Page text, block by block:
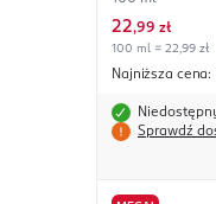
22,99 zł
100 ml = 22,99 zł
Najniższa cena:
Sprawdź